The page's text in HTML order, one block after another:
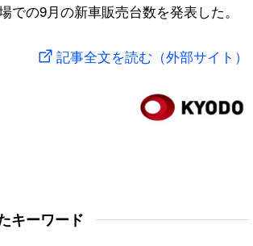
での9月の新車販売台数を発表した。
記事全文を読む（外部サイト）
キーワード